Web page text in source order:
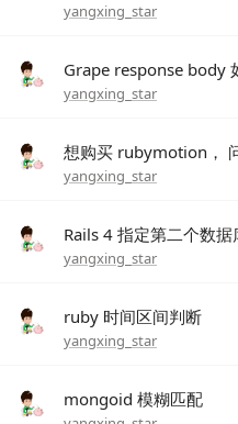
yangxing_star
Grape response body
yangxing_star
想购买 rubymotion，
yangxing_star
Rails 4 指定第二个数
yangxing_star
ruby 时间区间判断
yangxing_star
mongoid 模糊匹配